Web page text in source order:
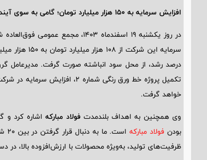
افزایش سرمایه به 150 هزار میلیارد تومان؛ گامی به سوی آینده‌ای روشن
در روز یکشنبه 19 اسفندماه 1403، مجمع عمومی فوق‌العاده شرکت
درصد رشد، از محل سود انباشته صورت گرفت. مدیرعامل
تکمیل پروژه خط ورق رنگی
خواهد گرفت.
وی همچنین به اهداف بلندمدتفولاد مبارکه
بودن فولاد مبارکه
ظرفیت‌های تولید، به‌ویژه محصولات با ارزش‌افزوده بالا، در